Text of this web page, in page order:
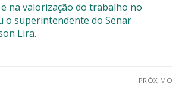
na valorização do trabalho no
o superintendente do Senar
Lira.
PRÓXIMO